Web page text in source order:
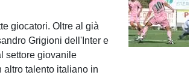
giocatori. Oltre al già
Grigioni dell'Inter e
settore giovanile
altro talento italiano in